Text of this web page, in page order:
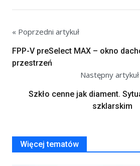
« Poprzedni artykuł
FPP-V preSelect MAX – okno
przestrzeń
Następny
Szkło cenne jak diament.
szklarskim
Więcej tematów